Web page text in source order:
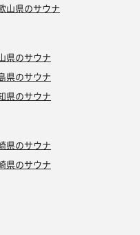
山県のサウナ
県のサウナ
県のサウナ
県のサウナ
県のサウナ
県のサウナ